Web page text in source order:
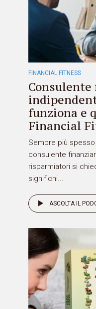
FINANCIAL FITNESS
funziona e
Financial
Sempre più
consulente
risparmiatori si
significhi...
ASCOLTA IL